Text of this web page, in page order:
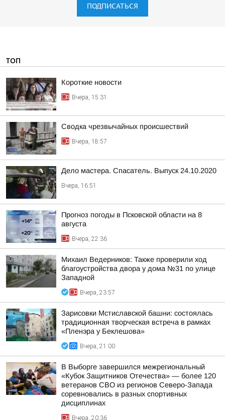
ПОДПИСАТЬСЯ
ТОП
Короткие новости
Вчера, 15:31
Сводка чрезвычайных происшествий
Вчера, 18:57
Дело мастера. Спасатель. Выпуск 24.10.2020
Вчера, 16:51
Прогноз погоды в Псковской области на 8
августа
Вчера, 22:36
Михаил Ведерников: Также проверили ход
благоустройства двора у дома №31 по улице
Западной
Вчера, 23:57
Зарисовки Мстиславской башни: состоялась
традиционная творческая встреча в рамках
«Пленэра у Беклешова»
Вчера, 21:00
В Выборге завершился межрегиональный
«Кубок Защитников Отечества» — более 120
ветеранов СВО из регионов Северо-Запада
соревновались в разных спортивных
дисциплинах
Вчера, 20:36